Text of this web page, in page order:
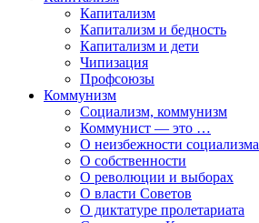
Капитализм
Капитализм и бедность
Капитализм и дети
Чипизация
Профсоюзы
Коммунизм
Социализм, коммунизм
Коммунист — это …
О неизбежности социализма
О собственности
О революции и выборах
О власти Советов
О диктатуре пролетариата